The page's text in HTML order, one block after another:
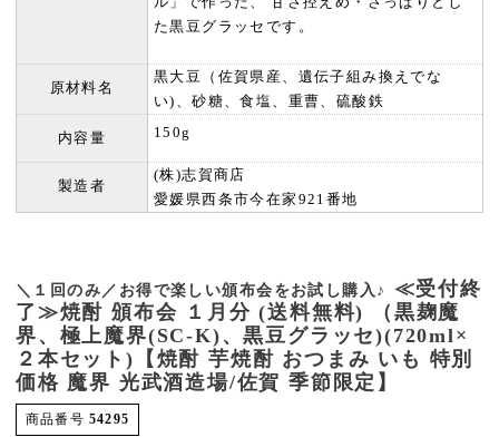
た黒豆グラッセです。
原材料名
黒大豆（佐賀県産、遺伝子組み換えでな
い)、砂糖、食塩、重曹、硫酸鉄
内容量 150g
製造者
(株)志賀商店
愛媛県西条市今在家921番地
＼１回のみ／お得で楽しい頒布会をお試し購入♪
≪受付終
了≫焼酎 頒布会 １月分 (送料無料) （黒麹魔
界、極上魔界(SC-K)、黒豆グラッセ)(720ml×
２本セット)【焼酎 芋焼酎 おつまみ いも 特別
価格 魔界 光武酒造場/佐賀 季節限定】
商品番号 54295